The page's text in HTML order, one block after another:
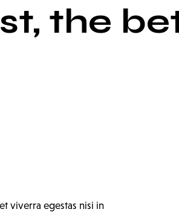
the
viverra egestas nisi in